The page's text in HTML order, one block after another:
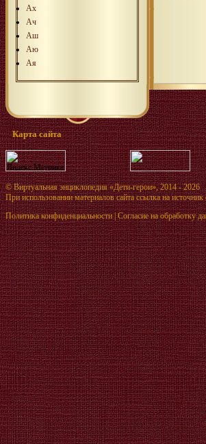
Ах
Ач
Аш
Аю
Ая
Карта сайта
©Виртуальная энциклопедия «Дети-герои», 2014 - 2026
При использовании материалов сайта ссылка на источник
Политика конфиденциальности|Согласие на обработку